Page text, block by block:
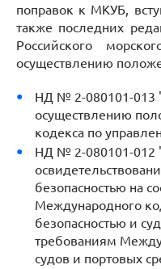
поправок к МКУБ,
также последних
Российского
осуществлению
НД № 2-080101-013
осуществлению
кодекса по
НД № 2-080101-012
безопасностью на
Международного
безопасностью и
требованиям
судов и портовых